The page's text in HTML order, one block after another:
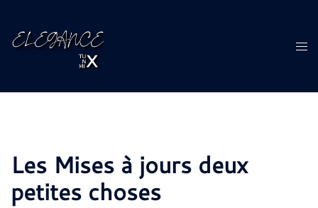
contenu
Les Mises à jours deux
petites choses